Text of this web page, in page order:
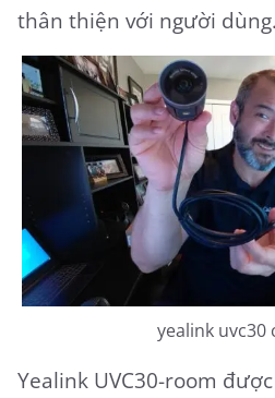
thân thiện với người dùng.
yealink uvc30
Yealink UVC30-room